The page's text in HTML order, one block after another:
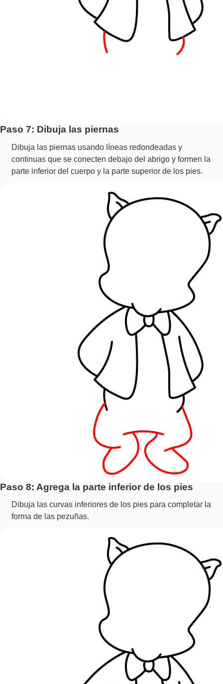
Paso 7: Dibuja las piernas
Dibuja las piernas usando líneas redondeadas y
continuas que se conecten debajo del abrigo y formen la
parte inferior del cuerpo y la parte superior de los pies.
Paso 8: Agrega la parte inferior de los pies
Dibuja las curvas inferiores de los pies para completar la
forma de las pezuñas.